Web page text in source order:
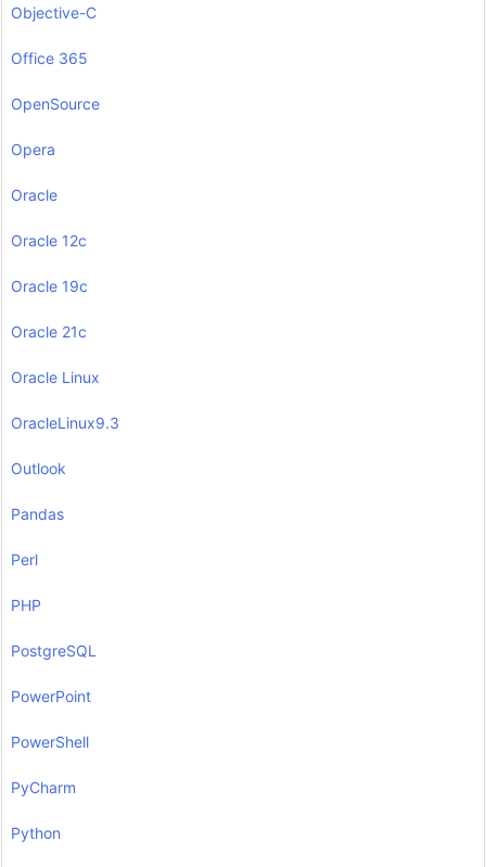
Objective-C
Office 365
OpenSource
Opera
Oracle
Oracle 12c
Oracle 19c
Oracle 21c
Oracle Linux
OracleLinux9.3
Outlook
Pandas
Perl
PHP
PostgreSQL
PowerPoint
PowerShell
PyCharm
Python